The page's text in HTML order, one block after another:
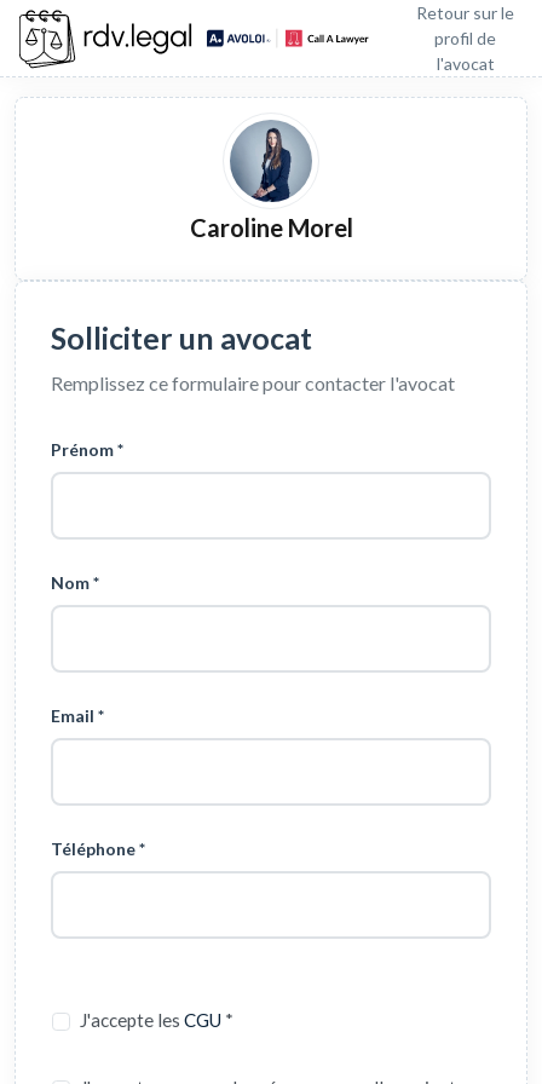
Retour sur le
profil de
l'avocat
Solliciter un avocat
Remplissez ce formulaire pour contacter l'avocat
Prénom *
Nom *
Email *
Téléphone *
J'accepte les CGU *
Caroline Morel